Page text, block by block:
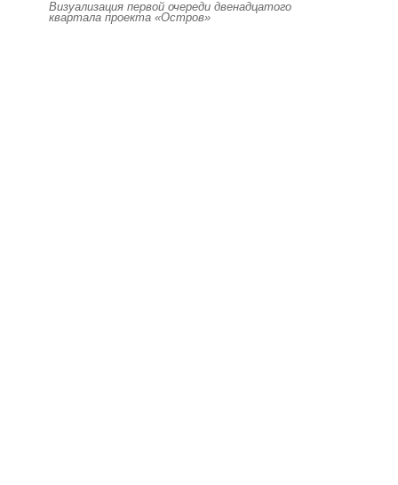
Визуализация первой очереди двенадцатого
квартала проекта «Остров»